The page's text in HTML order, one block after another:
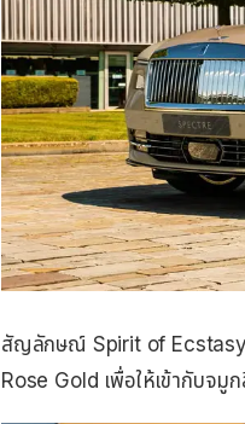
สัญลักษณ์ Spirit of Ecstasy
Rose Gold เพื่อให้เข้ากับจ